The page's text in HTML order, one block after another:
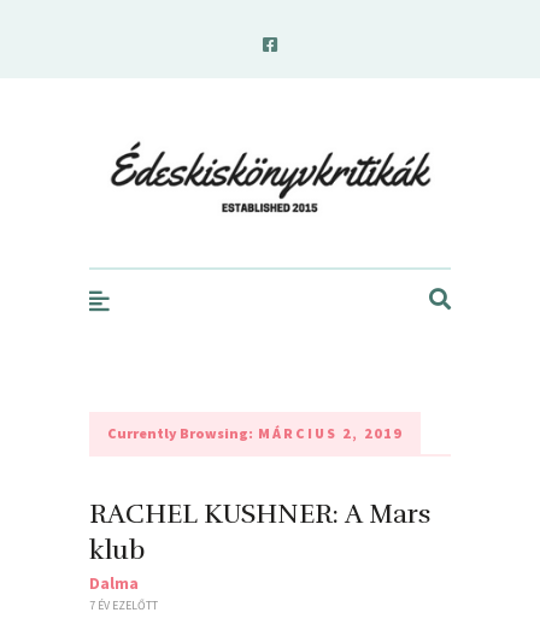
Currently Browsing: MÁRCIUS 2, 2019
RACHEL KUSHNER: A ​Mars
klub
Dalma
7 ÉV EZELŐTT